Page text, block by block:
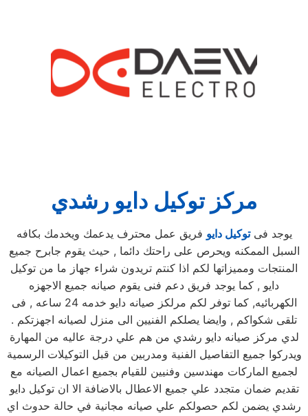
مركز توكيل دايو رشدي
يوجد فىتوكيل دايو فريق عمل محترف يدعمك ويخدمك بكافه
السبل الممكنه ويحرص على راحتك دائما , حيث يقوم جابرح جميع
المنتجات ومميزاتها لكم اذا كنتم تريدون شراء جهاز ما من توكيل
دايو , كما يوجد فريق دعم فنى يقوم صيانه جميع الاجهزه
الكهربائيه, كما توفر لكم مرلكز صيانه دايو خدمه 24 ساعه , فى
تلقى شكواكم , وايضا يصلكم الفنيين الى منزل لصيانه اجهزتكم .
لدي مركز صيانه دايو رشدي من هم علي درجة عاليه من المهارة
ويدركوا جميع التفاصيل الفنية ومدربين من قبل التوكيلات الرسمية
لجميع الماركات مهندسين وفنيين للقيام بجميع اعمال الصيانه مع
تقديم ضمان متجدد علي جميع الاعطال بالاضافة الا ان توكيل دايو
رشدي يضمن لكم حصولكم علي صيانه مجانية في حالة حدوث اي